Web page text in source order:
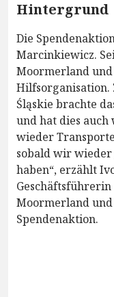
Hintergrund
Die
Marcinkiewicz.
Moormerland
Hilfsorganisation.
Śląskie brachte
und hat dies
wieder
sobald wir wieder
haben“, erzählt
Moormerland
Spendenaktion.